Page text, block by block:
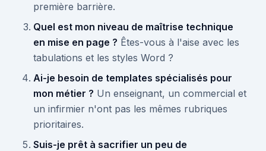
première barrière.
Quel est mon niveau de maîtrise technique
en mise en page ? Êtes-vous à l'aise avec les
tabulations et les styles Word ?
Ai-je besoin de templates spécialisés pour
mon métier ? Un enseignant, un commercial et
un infirmier n'ont pas les mêmes rubriques
prioritaires.
Suis-je prêt à sacrifier un peu de